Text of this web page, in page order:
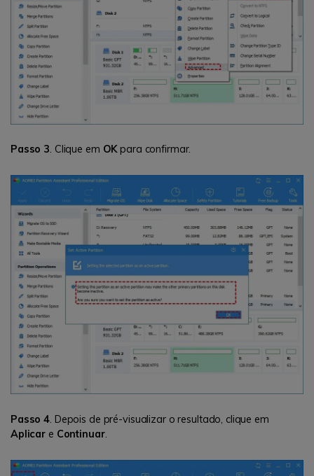
Passo 3. Clique em OKpara confirmar.
Passo 4. Depois de pré-visualizar o resultado, clique em
Aplicar e Continuar.